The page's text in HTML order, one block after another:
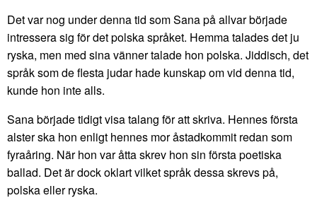
Det var nog under denna tid som Sana på allvar började
intressera sig för det polska språket. Hemma talades det ju
ryska, men med sina vänner talade hon polska. Jiddisch, det
språk som de flesta judar hade kunskap om vid denna tid,
kunde hon inte alls.
Sana började tidigt visa talang för att skriva. Hennes första
alster ska hon enligt hennes mor åstadkommit redan som
fyraåring. När hon var åtta skrev hon sin första poetiska
ballad. Det är dock oklart vilket språk dessa skrevs på,
polska eller ryska.